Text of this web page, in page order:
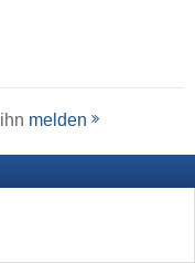
melden